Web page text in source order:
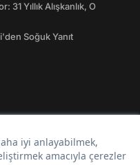
Yıllık Alışkanlık, O
Soğuk Yanıt
de Çil Çil Altınlarda